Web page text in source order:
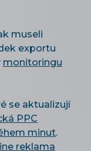
museli
exportu
monitoringu
se aktualizují
PPC
minut.
reklama